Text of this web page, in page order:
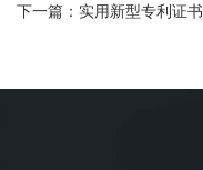
下一篇： 实用新型专利证书